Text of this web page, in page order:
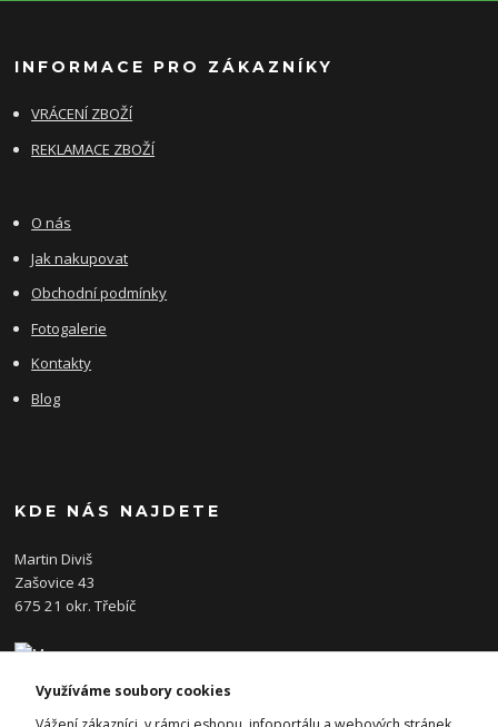
INFORMACE PRO ZÁKAZNÍKY
VRÁCENÍ ZBOŽÍ
REKLAMACE ZBOŽÍ
O nás
Jak nakupovat
Obchodní podmínky
Fotogalerie
Kontakty
Blog
KDE NÁS NAJDETE
Martin Diviš
Zašovice 43
675 21 okr. Třebíč
KONTAKTY
Využíváme soubory cookies